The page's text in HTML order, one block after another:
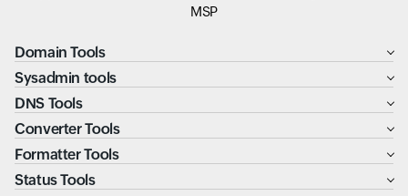
MSP
Domain Tools
Sysadmin tools
DNS Tools
Converter Tools
Formatter Tools
Status Tools